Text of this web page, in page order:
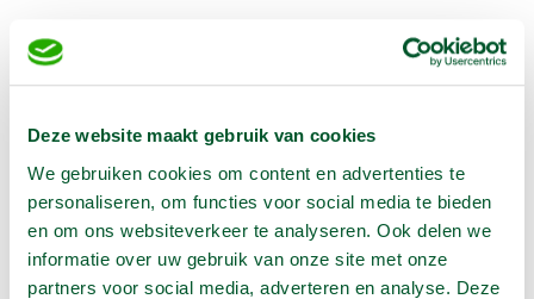
Deze website maakt gebruik van cookies
We gebruiken cookies om content en advertenties te
personaliseren, om functies voor social media te bieden
en om ons websiteverkeer te analyseren. Ook delen we
informatie over uw gebruik van onze site met onze
partners voor social media, adverteren en analyse. Deze
Weekend = 1 huurdag
Bezorg-ophaal service
Specialistische machines
Producteigenschappen